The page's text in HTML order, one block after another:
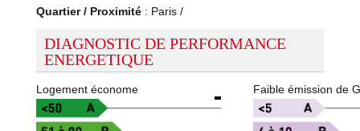
Quartier / Proximité: Paris /
DIAGNOSTIC DE PERFORMANCE
ENERGETIQUE
Logement économe Faible émission de